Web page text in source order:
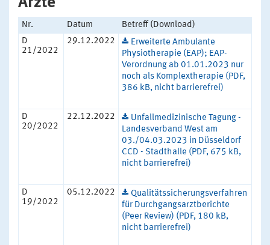
Nr. Datum
Betreff (Download)
D
21/2022
29.12.2022
Erweiterte Ambulante
Physiotherapie (EAP); EAP-
Verordnung ab 01.01.2023 nur
noch als Komplextherapie (PDF,
386 kB, nicht barrierefrei)
D
20/2022
22.12.2022
Unfallmedizinische Tagung -
Landesverband West am
03./04.03.2023 in Düsseldorf
CCD - Stadthalle (PDF, 675 kB,
nicht barrierefrei)
D
19/2022
05.12.2022
Qualitätssicherungsverfahren
für Durchgangsarztberichte
(Peer Review) (PDF, 180 kB,
nicht barrierefrei)